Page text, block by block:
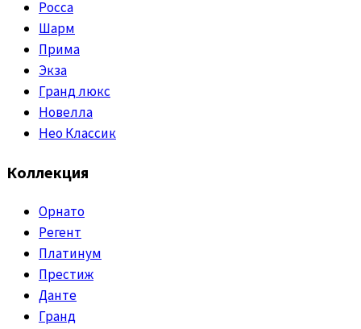
Росса
Шарм
Прима
Экза
Гранд люкс
Новелла
Нео Классик
Коллекция
Орнато
Регент
Платинум
Престиж
Данте
Гранд